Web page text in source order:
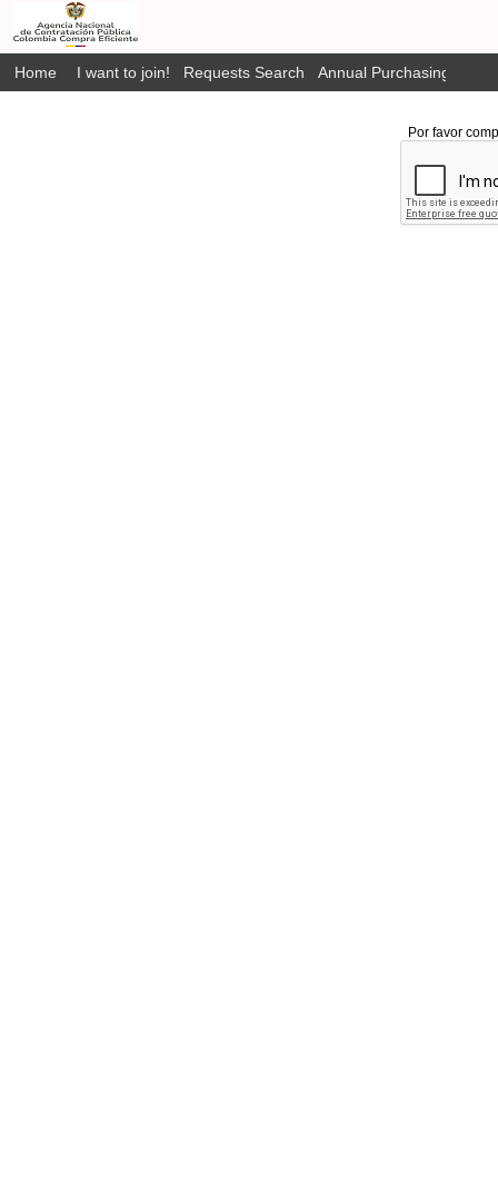
Home I want to join! Requests Search Annual Purchasing Plan
Por favor